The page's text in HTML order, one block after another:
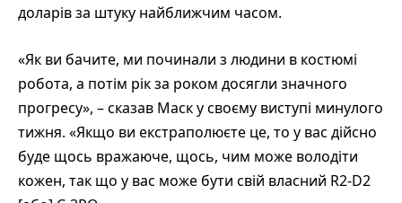
доларів за штуку найближчим часом.
«Як ви бачите, ми починали з людини в костюмі
робота, а потім рік за роком досягли значного
прогресу», – сказав Маск у своєму виступі минулого
тижня. «Якщо ви екстраполюєте це, то у вас дійсно
буде щось вражаюче, щось, чим може володіти
кожен, так що у вас може бути свій власний R2-D2